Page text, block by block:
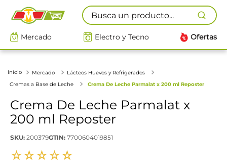
Busca un producto...
Mercado Electro y Tecno Ofertas
Mercado
Lácteos Huevos y Refrigerados
Cremas a Base de Leche
Crema De Leche Parmalat x 200 ml Reposter
Crema De Leche Parmalat x
200 ml Reposter
SKU: 200379GTIN: 7700604019851
☆☆☆☆☆